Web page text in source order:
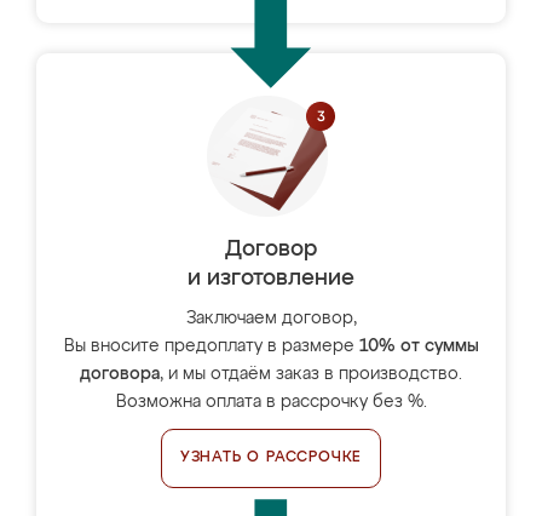
Договор
и изготовление
Заключаем договор,
Вы вносите предоплату в размере 10% от суммы
договора, и мы отдаём заказ в производство.
Возможна оплата в рассрочку без %.
УЗНАТЬ О РАССРОЧКЕ